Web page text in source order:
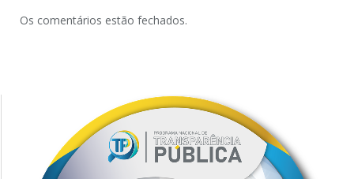
Os comentários estão fechados.